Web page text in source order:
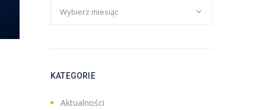
KATEGORIE
Aktualności